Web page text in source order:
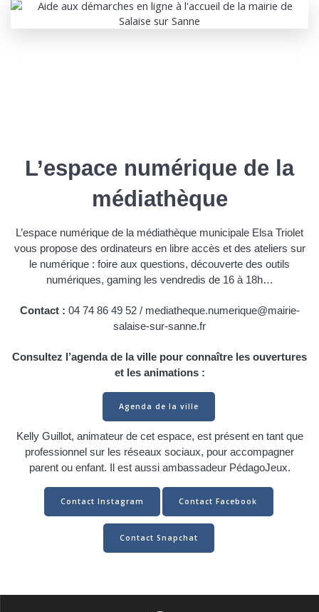
L’espace numérique de la
médiathèque
L’espace numérique de la médiathèque municipale Elsa Triolet
vous propose des ordinateurs en libre accès et des ateliers sur
le numérique : foire aux questions, découverte des outils
numériques, gaming les vendredis de 16 à 18h…
Contact : 04 74 86 49 52 / mediatheque.numerique@mairie-
salaise-sur-sanne.fr
Consultez l’agenda de la ville pour connaître les ouvertures
et les animations :
Agenda de la ville
Kelly Guillot, animateur de cet espace, est présent en tant que
professionnel sur les réseaux sociaux, pour accompagner
parent ou enfant. Il est aussi ambassadeur PédagoJeux.
Contact Instagram Contact Facebook
Contact Snapchat